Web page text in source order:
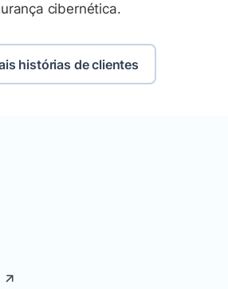
cibernética.
histórias de clientes